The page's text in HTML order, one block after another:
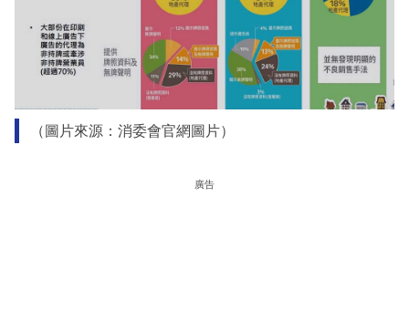
（圖片來源：消委會官網圖片）
廣告